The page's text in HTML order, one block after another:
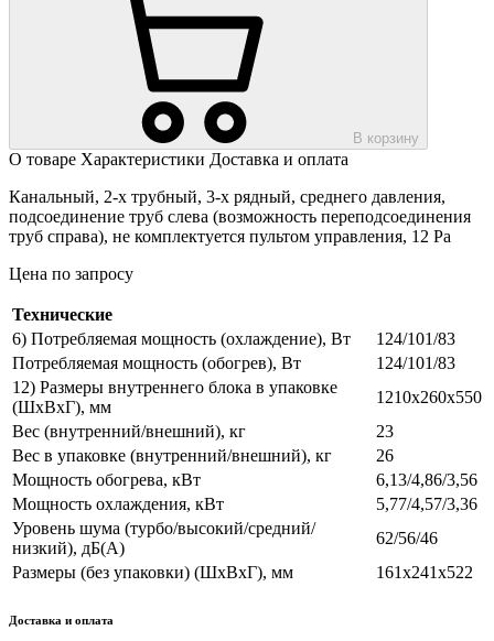
В корзину
О товаре Характеристики Доставка и оплата
Канальный, 2-х трубный, 3-х рядный, среднего давления,
подсоединение труб слева (возможность переподсоединения
труб справа), не комплектуется пультом управления, 12 Pa
Цена по запросу
Технические
6) Потребляемая мощность (охлаждение), Вт
124/101/83
Потребляемая мощность (обогрев), Вт
124/101/83
12) Размеры внутреннего блока в упаковке
(ШхВхГ), мм
1210х260х550
Вес (внутренний/внешний), кг
23
Вес в упаковке (внутренний/внешний), кг
26
Мощность обогрева, кВт
6,13/4,86/3,56
Мощность охлаждения, кВт
5,77/4,57/3,36
Уровень шума (турбо/высокий/средний/
низкий), дБ(А)
62/56/46
Размеры (без упаковки) (ШхВхГ), мм
161х241х522
Доставка и оплата